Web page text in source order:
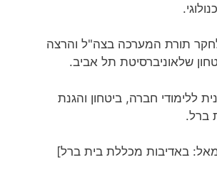
תורת המערכה בצה"ל והרצה
שלאוניברסיטת תל אביב.
ללימודי חברה, ביטחון והגנת
ברל.
באדיבות מכללת בית ברל]